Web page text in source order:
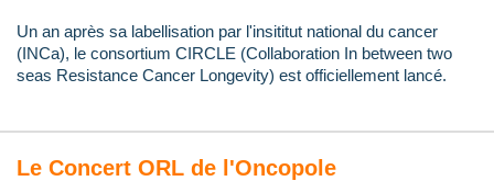
Un an après sa labellisation par l'insititut national du cancer
(INCa), le consortium CIRCLE (Collaboration In between two
seas Resistance Cancer Longevity) est officiellement lancé.
Le Concert ORL de l'Oncopole